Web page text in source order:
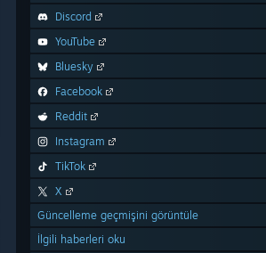
Discord
YouTube
Bluesky
Facebook
Reddit
Instagram
TikTok
X
Güncelleme geçmişini görüntüle
İlgili haberleri oku